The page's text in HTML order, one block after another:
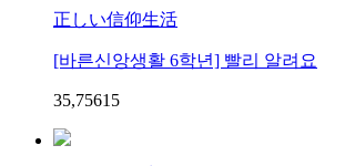
正しい信仰生活
[바른신앙생활 6학년] 빨리 알려요
35,7561 5